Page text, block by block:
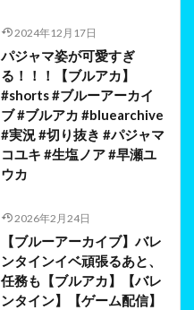
2024年12月17日
パジャマ姿が可愛すぎ
る！！！【ブルアカ】
#shorts #ブルーアーカイ
ブ #ブルアカ #bluearchive
#実況 #切り抜き #パジャマ
コユキ #生塩ノア #早瀬ユ
ウカ
2026年2月24日
【ブルーアーカイブ】バレ
ンタインイベ頑張るあと、
任務も【ブルアカ】【バレ
ンタイン】【ゲーム配信】